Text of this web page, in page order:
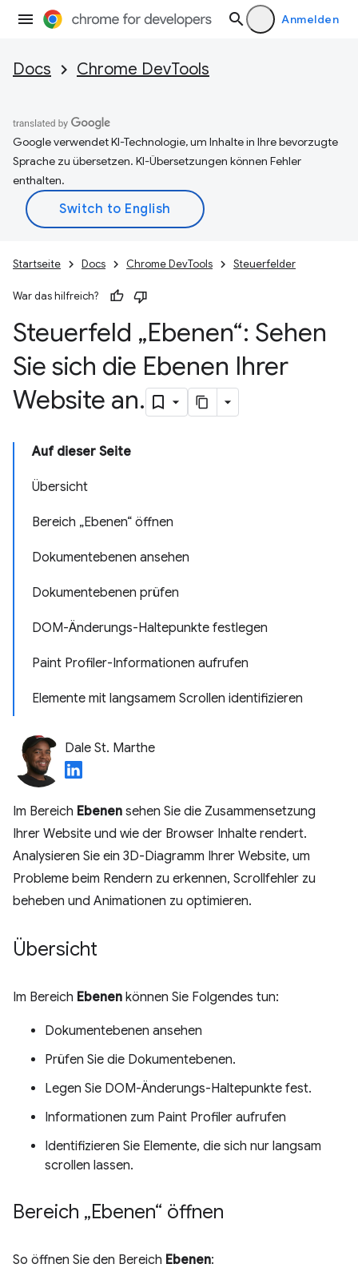
Anmelden
Docs Chrome DevTools
Google verwendet KI-Technologie, um Inhalte in Ihre bevorzugte
Sprache zu übersetzen. KI-Übersetzungen können Fehler
enthalten.
Startseite Docs Chrome DevTools Steuerfelder
War das hilfreich?
Steuerfeld „Ebenen“: Sehen
Sie sich die Ebenen Ihrer
Website an.
Auf dieser Seite
Übersicht
Bereich „Ebenen“ öffnen
Dokumentebenen ansehen
Dokumentebenen prüfen
DOM-Änderungs-Haltepunkte festlegen
Paint Profiler-Informationen aufrufen
Elemente mit langsamem Scrollen identifizieren
Dale St. Marthe
Im Bereich Ebenen sehen Sie die Zusammensetzung
Ihrer Website und wie der Browser Inhalte rendert.
Analysieren Sie ein 3D-Diagramm Ihrer Website, um
Probleme beim Rendern zu erkennen, Scrollfehler zu
beheben und Animationen zu optimieren.
Übersicht
Im Bereich Ebenen können Sie Folgendes tun:
Dokumentebenen ansehen
Prüfen Sie die Dokumentebenen.
Legen Sie DOM-Änderungs-Haltepunkte fest.
Informationen zum Paint Profiler aufrufen
Identifizieren Sie Elemente, die sich nur langsam
scrollen lassen.
Bereich „Ebenen“ öffnen
So öffnen Sie den Bereich Ebenen: